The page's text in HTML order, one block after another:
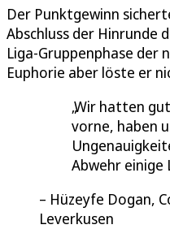
Der Punktgewinn
Abschluss der Hinrunde
Liga-Gruppenphase der
Euphorie aber löste er
Wir hatten
vorne, haben
Abwehr einige
Hüzeyfe Dogan,
Leverkusen